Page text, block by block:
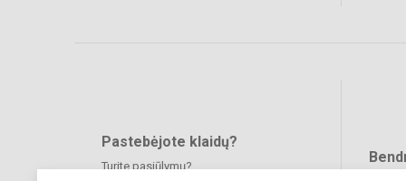
Pastebėjote klaidų?
Turite pasiūlymų?